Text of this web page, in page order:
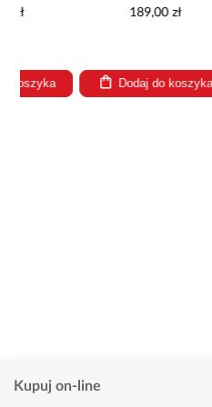
Dodaj do koszyka
Kupuj on-line